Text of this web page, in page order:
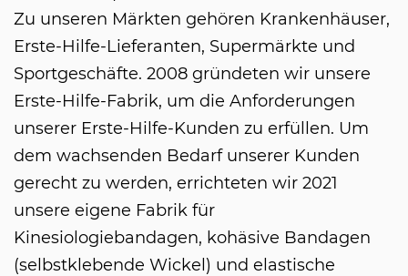
Zu unseren Märkten gehören Krankenhäuser,
Erste-Hilfe-Lieferanten, Supermärkte und
Sportgeschäfte. 2008 gründeten wir unsere
Erste-Hilfe-Fabrik, um die Anforderungen
unserer Erste-Hilfe-Kunden zu erfüllen. Um
dem wachsenden Bedarf unserer Kunden
gerecht zu werden, errichteten wir 2021
unsere eigene Fabrik für
Kinesiologiebandagen, kohäsive Bandagen
(selbstklebende Wickel) und elastische